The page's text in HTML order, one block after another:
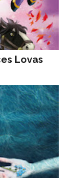
Lovas